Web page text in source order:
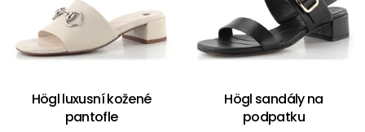
Högl luxusní kožené
pantofle
Högl sandály na
podpatku